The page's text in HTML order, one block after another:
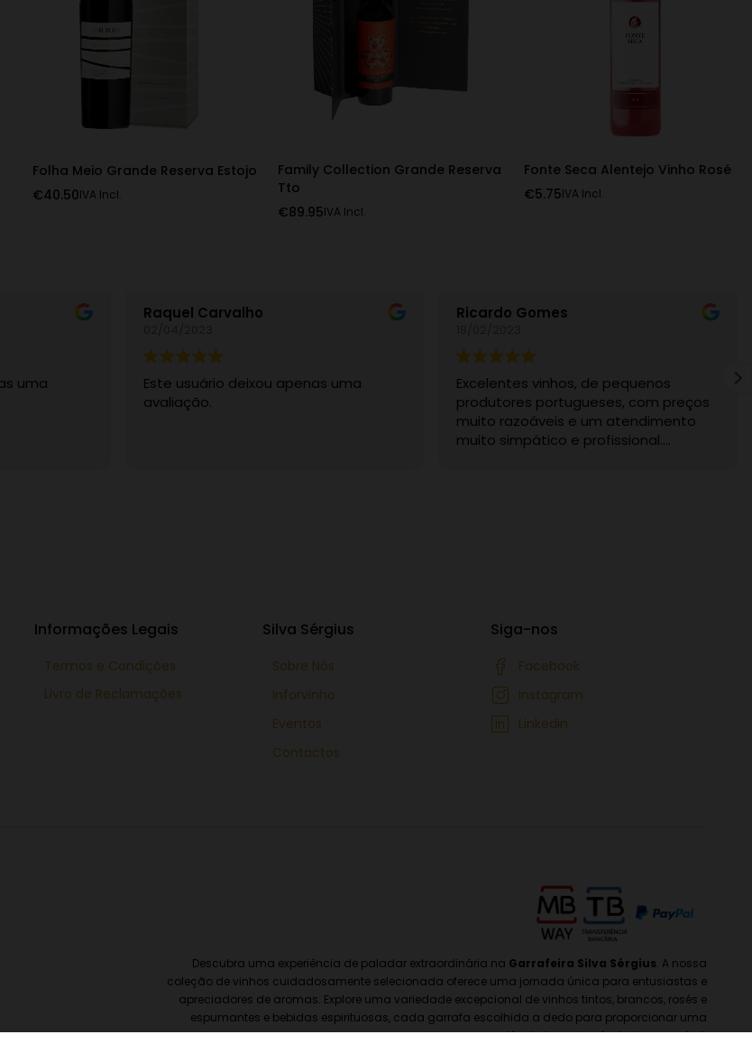
Folha Meio Grande Reserva Estojo
€40.50IVA Incl.
Family Collection Grande Reserva
Tto
€89.95IVA Incl.
Fonte Seca Alentejo Vinho Rosé
€5.75IVA Incl.
uma
Raquel Carvalho
Este usuário deixou apenas uma
avaliação.
Ricardo Gomes
Excelentes vinhos, de pequenos
produtores portugueses, com preços
muito razoáveis e um atendimento
muito simpático e profissional.
Informações Legais
Termos e Condições
Livro de Reclamações
Silva Sérgius
Sobre Nós
Inforvinho
Eventos
Contactos
Siga-nos
Facebook
Instagram
Linkedin
Descubra uma experiência de paladar extraordinária na Garrafeira Silva Sérgius. A nossa
coleção de vinhos cuidadosamente selecionada oferece uma jornada única para entusiastas e
apreciadores de aromas. Explore uma variedade excepcional de vinhos tintos, brancos, rosés e
espumantes e bebidas espirituosas, cada garrafa escolhida a dedo para proporcionar uma
experiência incomparável e inesquecível.